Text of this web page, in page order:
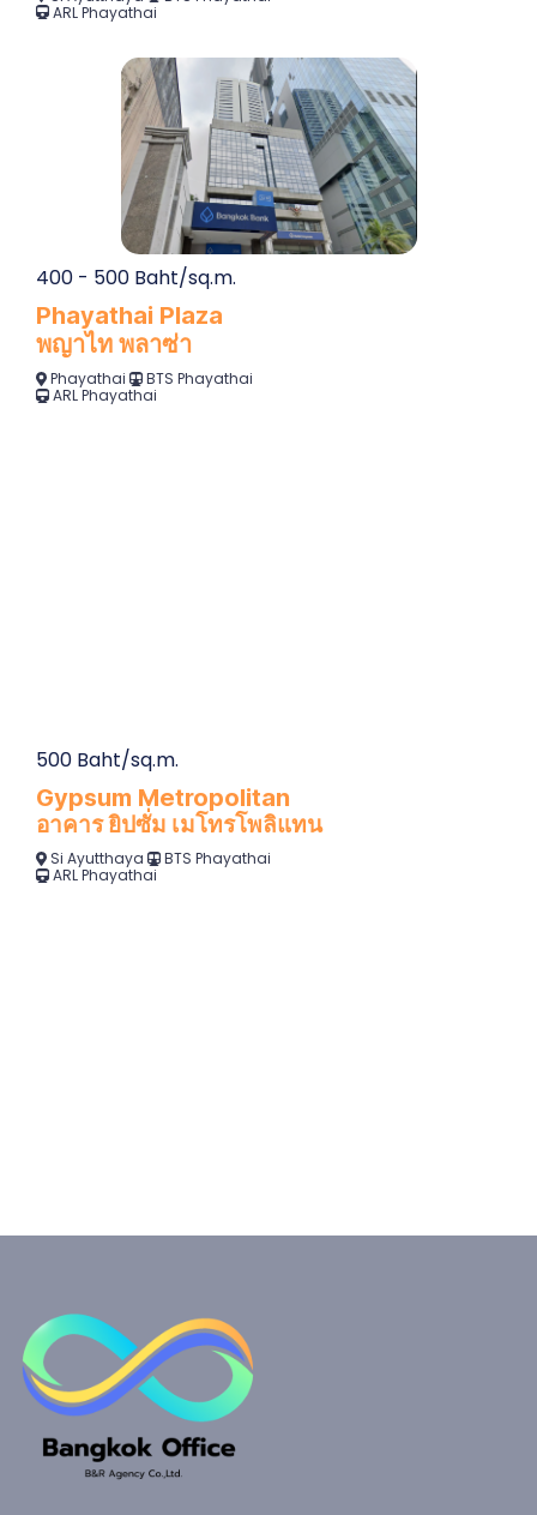
ARL Phayathai
400 - 500 Baht/sq.m.
Phayathai Plaza
พญาไท พลาซ่า
Phayathai
BTS Phayathai
ARL Phayathai
500 Baht/sq.m.
Gypsum Metropolitan
อาคาร ยิปซั่ม เมโทรโพลิแทน
Si Ayutthaya
BTS Phayathai
ARL Phayathai